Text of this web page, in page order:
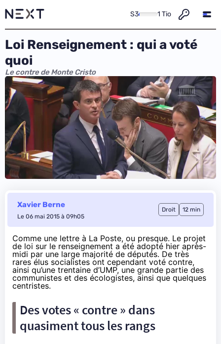
S3 1 Tio
Loi Renseignement : qui a voté
quoi
Le contre de Monte Cristo
Xavier Berne
Le 06 mai 2015 à 09h05
Droit 12 min
Comme une lettre à La Poste, ou presque. Le projet
de loi sur le renseignement a été adopté hier après-
midi par une large majorité de députés. De très
rares élus socialistes ont cependant voté contre,
ainsi qu’une trentaine d’UMP, une grande partie des
communistes et des écologistes, ainsi que quelques
centristes.
Des votes « contre » dans
quasiment tous les rangs